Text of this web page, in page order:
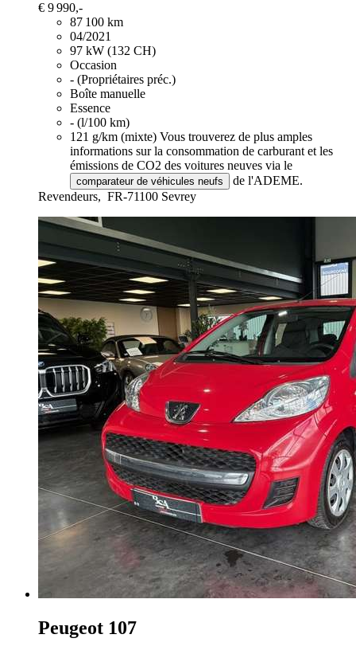
€ 9 990,-
87 100 km
04/2021
97 kW (132 CH)
Occasion
- (Propriétaires préc.)
Boîte manuelle
Essence
- (l/100 km)
121 g/km (mixte) Vous trouverez de plus amples
informations sur la consommation de carburant et les
émissions de CO2 des voitures neuves via le
comparateur de véhicules neufs
de l'ADEME.
Revendeurs, FR-71100 Sevrey
Peugeot 107